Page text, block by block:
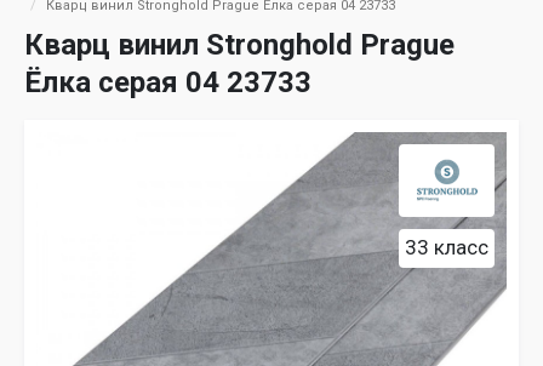
Кварц винил Stronghold Prague Ёлка серая 04 23733
Кварц винил Stronghold Prague
Ёлка серая 04 23733
33 класс